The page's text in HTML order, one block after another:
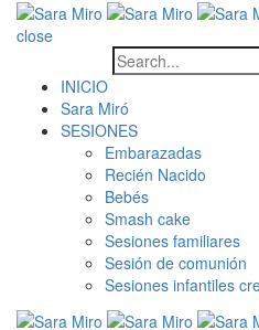
close
INICIO
Sara Miró
SESIONES
Embarazadas
Recién Nacido
Bebés
Smash cake
Sesiones familiares
Sesión de comunión
Sesiones infantiles